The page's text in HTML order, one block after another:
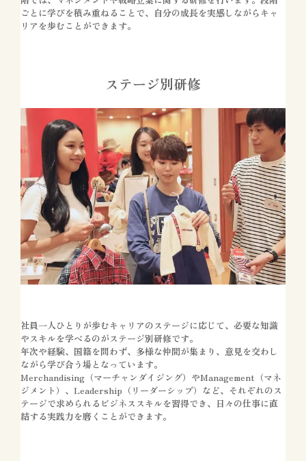
ごとに学びを積み重ねることで、自分の成長を実感しながらキャ
リアを歩むことができます。
ステージ別研修
社員一人ひとりが歩むキャリアのステージに応じて、必要な知識
やスキルを学べるのがステージ別研修です。
年次や経験、国籍を問わず、多様な仲間が集まり、意見を交わし
ながら学び合う場となっています。
Merchandising（マーチャンダイジング）やManagement（マネ
ジメント）、Leadership（リーダーシップ）など、それぞれのス
テージで求められるビジネススキルを習得でき、日々の仕事に直
結する実践力を磨くことができます。